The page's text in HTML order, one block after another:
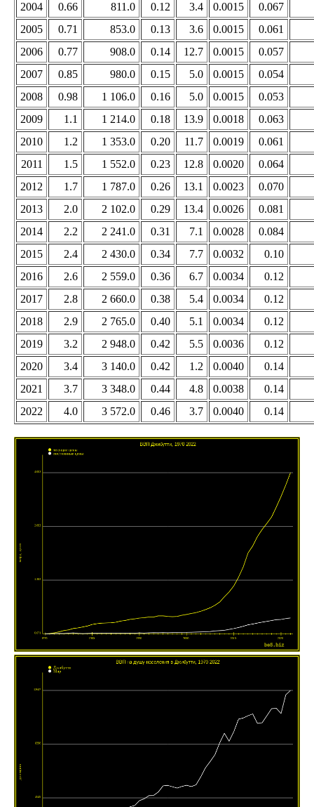
2004
0.66 811.0 0.12 3.4 0.0015
0.067
2005
0.71 853.0 0.13 3.6 0.0015
0.061
2006
0.77 908.0 0.14 12.7 0.0015
0.057
2007
0.85 980.0 0.15 5.0 0.0015
0.054
2008
0.98 1 106.0 0.16 5.0 0.0015
0.053
2009
1.1 1 214.0 0.18 13.9 0.0018
0.063
2010
1.2 1 353.0 0.20 11.7 0.0019
0.061
2011
1.5 1 552.0 0.23 12.8 0.0020
0.064
2012
1.7 1 787.0 0.26 13.1 0.0023
0.070
2013
2.0 2 102.0 0.29 13.4 0.0026
0.081
2014
2.2 2 241.0 0.31 7.1 0.0028
0.084
2015
2.4 2 430.0 0.34 7.7 0.0032
0.10
2016
2.6 2 559.0 0.36 6.7 0.0034
0.12
2017
2.8 2 660.0 0.38 5.4 0.0034
0.12
2018
2.9 2 765.0 0.40 5.1 0.0034
0.12
2019
3.2 2 948.0 0.42 5.5 0.0036
0.12
2020
3.4 3 140.0 0.42 1.2 0.0040
0.14
2021
3.7 3 348.0 0.44 4.8 0.0038
0.14
2022
4.0 3 572.0 0.46 3.7 0.0040 0.14